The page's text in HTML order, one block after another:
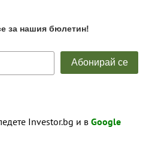
Investor.bg и в Google